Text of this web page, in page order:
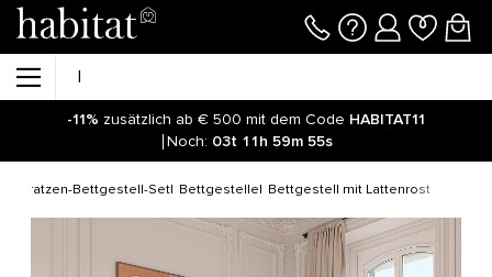
-11% zusätzlich ab € 500 mit dem Code HABITAT11
Noch: 03t 11h 59m 54s
Bettgestell-Set Bettgestelle Bettgestell mit Lattenrost